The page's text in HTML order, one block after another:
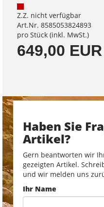
Z.Z. nicht verfügbar
Art.Nr. 8585053824893
pro Stück (inkl. MwSt.)
649,00 EUR
Haben Sie
Artikel?
Gern beantworten wir
gezeigten Artikel.
und wir melden uns
Ihr Name